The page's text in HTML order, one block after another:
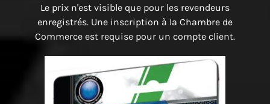
Le prix n'est visible que pour les revendeurs
enregistrés. Une inscription à la Chambre de
Commerce est requise pour un compte client.